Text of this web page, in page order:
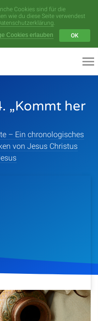
Cookies sind für die
wie du diese Seite verwendest
.
Cookies erlauben
OK
„Kommt her
– Ein chronologisches
von Jesus Christus
Download
Menü
Videoarchiv
Serien
Themen
Über Uns